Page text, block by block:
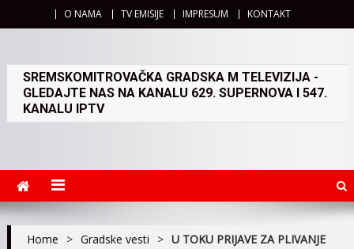
O NAMA TV EMISIJE IMPRESUM KONTAKT
SREMSKOMITROVAČKA GRADSKA M TELEVIZIJA -
GLEDAJTE NAS NA KANALU 629. SUPERNOVA I 547.
KANALU IPTV
Home > Gradske vesti > U TOKU PRIJAVE ZA PLIVANJE